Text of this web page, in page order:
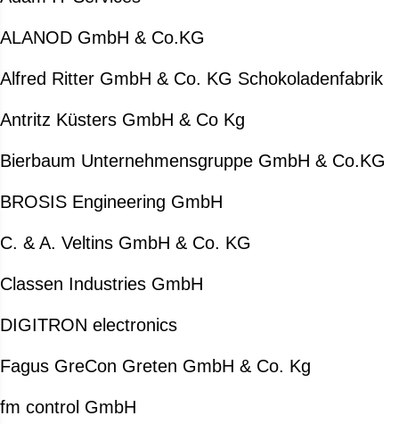
ALANOD GmbH & Co.KG
Alfred Ritter GmbH & Co. KG Schokoladenfabrik
Antritz Küsters GmbH & Co Kg
Bierbaum Unternehmensgruppe GmbH & Co.KG
BROSIS Engineering GmbH
C. & A. Veltins GmbH & Co. KG
Classen Industries GmbH
DIGITRON electronics
Fagus GreCon Greten GmbH & Co. Kg
fm control GmbH